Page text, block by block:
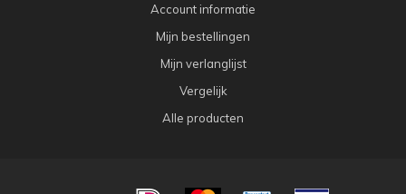
Account informatie
Mijn bestellingen
Mijn verlanglijst
Vergelijk
Alle producten